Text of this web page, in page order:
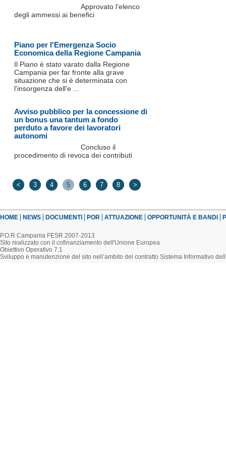
Approvato l’elenco
degli ammessi ai benefici
Piano per l'Emergenza Socio
Economica della Regione Campania
Il Piano è stato varato dalla Regione
Campania per far fronte alla grave
situazione che si è determinata con
l'insorgenza dell'e ...
Avviso pubblico per la concessione di
un bonus una tantum a fondo
perduto a favore dei lavoratori
autonomi
Concluso il
procedimento di revoca dei contributi
< 3 4 5 6 7 8 >
HOME NEWS DOCUMENTI POR ATTUAZIONE OPPORTUNITÀ E BANDI
P.O.R Campania FESR 2007-2013
Sito realizzato con il cofinanziamento dell'Unione Europea
Obiettivo Operativo 7.1
Sviluppo e manutenzione del sito nell’ambito del contratto Sistema Informativo